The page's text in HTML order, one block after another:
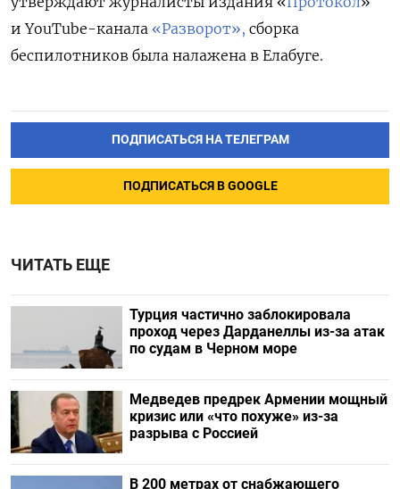
и YouTube-канала «Разворот», сборка
беспилотников была налажена в Елабуге.
ПОДПИСАТЬСЯ НА ТЕЛЕГРАМ
ПОДПИСАТЬСЯ В GOOGLE
ЧИТАТЬ ЕЩЕ
Турция частично заблокировала
проход через Дарданеллы из-за атак
по судам в Черном море
Медведев предрек Армении мощный
кризис или «что похуже» из-за
разрыва с Россией
В 200 метрах от снабжающего